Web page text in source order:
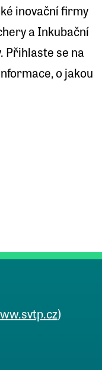
inovační firmy
a Inkubační
Přihlaste se na
o jakou
)